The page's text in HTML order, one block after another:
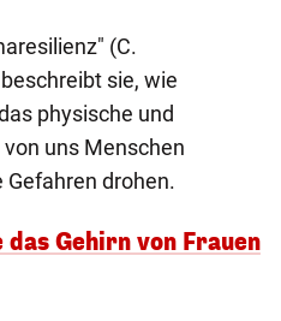
(C.
sie, wie
physische und
uns Menschen
Gefahren drohen.
Gehirn von Frauen